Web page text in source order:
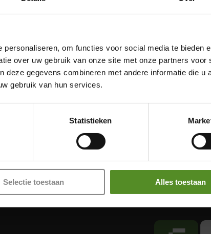
om functies voor social media te bieden
over uw gebruik van onze site met onze partners voor
deze gegevens combineren met andere informatie die u
gebruik van hun services.
Statistieken
Selectie toestaan Alles toestaan
Breda
12:00 – 17:00
12:00 – 17:00
12:00 – 17:00